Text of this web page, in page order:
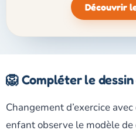
Découvrir
🦁 Compléter le dessin
Changement d’exercice
enfant observe le modèle